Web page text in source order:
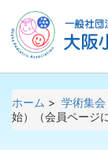
ホーム > 学術集会
始）（会員ページ